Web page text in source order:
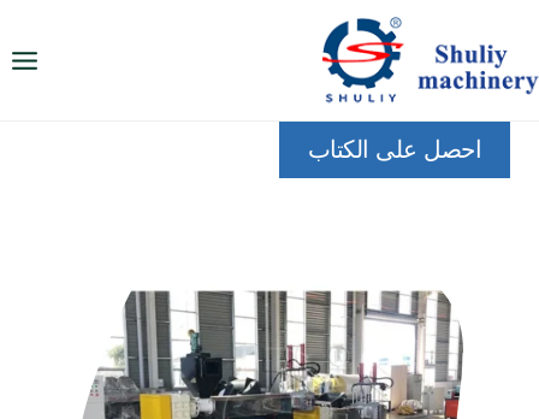
المحتوى
احصل على الكتاب